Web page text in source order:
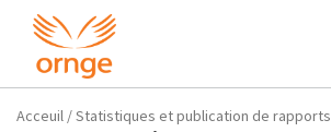
Acceuil /Statistiques et publication de rapports